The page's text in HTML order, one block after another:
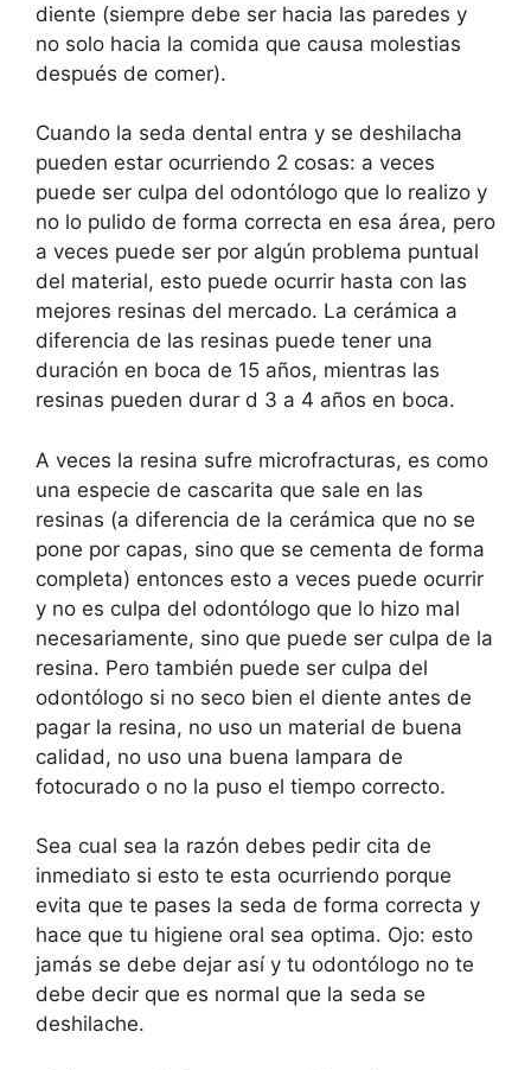
diente (siempre debe ser hacia las paredes y
no solo hacia la comida que causa molestias
después de comer).
Cuando la seda dental entra y se deshilacha
pueden estar ocurriendo 2 cosas: a veces
puede ser culpa del odontólogo que lo realizo y
no lo pulido de forma correcta en esa área, pero
a veces puede ser por algún problema puntual
del material, esto puede ocurrir hasta con las
mejores resinas del mercado. La cerámica a
diferencia de las resinas puede tener una
duración en boca de 15 años, mientras las
resinas pueden durar d 3 a 4 años en boca.
A veces la resina sufre microfracturas, es como
una especie de cascarita que sale en las
resinas (a diferencia de la cerámica que no se
pone por capas, sino que se cementa de forma
completa) entonces esto a veces puede ocurrir
y no es culpa del odontólogo que lo hizo mal
necesariamente, sino que puede ser culpa de la
resina. Pero también puede ser culpa del
odontólogo si no seco bien el diente antes de
pagar la resina, no uso un material de buena
calidad, no uso una buena lampara de
fotocurado o no la puso el tiempo correcto.
Sea cual sea la razón debes pedir cita de
inmediato si esto te esta ocurriendo porque
evita que te pases la seda de forma correcta y
hace que tu higiene oral sea optima. Ojo: esto
jamás se debe dejar así y tu odontólogo no te
debe decir que es normal que la seda se
deshilache.